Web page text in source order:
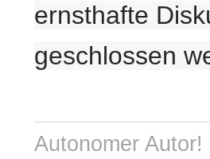
ernsthafte
geschlossen
Autonomer